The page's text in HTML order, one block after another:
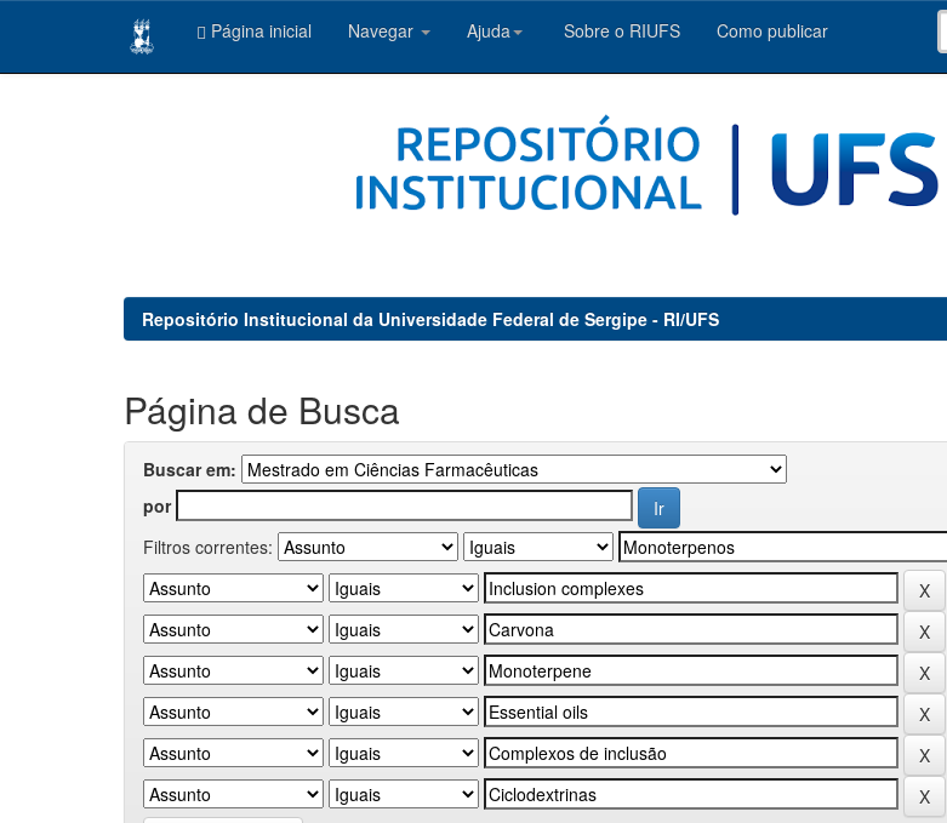
Página inicial Navegar Ajuda Sobre o RIUFS Como publicar
Repositório Institucional da Universidade Federal de Sergipe - RI/UFS
Página de Busca
Buscar em:
por
Filtros correntes: